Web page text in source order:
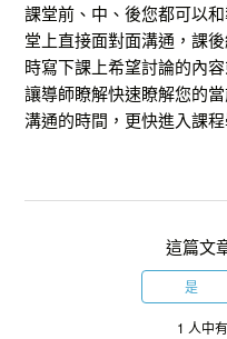
課堂前、中、後您都可以
堂上直接面對面溝通，課
時寫下課上希望討論的內
讓導師瞭解快速瞭解您的
溝通的時間，更快進入課程
這篇文
是
1 人中